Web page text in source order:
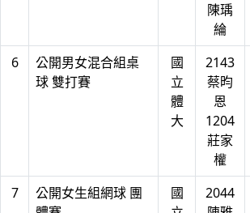
陳瑀
綸
6
公開男女混合組桌
球 雙打賽
國
立
體
大
2143
蔡昀
恩
1204
莊家
權
7
公開女生組網球 團
國
2044